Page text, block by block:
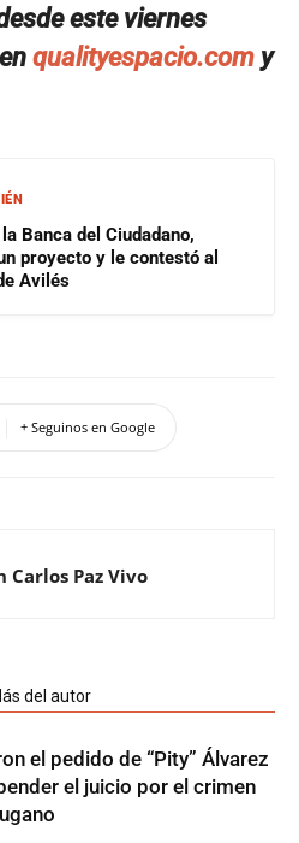
este viernes
qualityespacio.com y
Banca del Ciudadano,
proyecto y le contestó al
Avilés
+ Seguinos en Google
Carlos Paz Vivo
del autor
el pedido de “Pity” Álvarez
el juicio por el crimen